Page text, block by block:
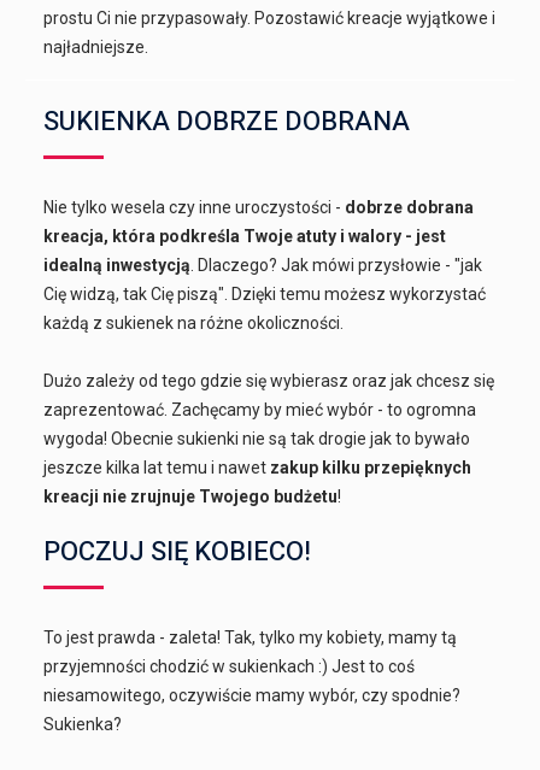
prostu Ci nie przypasowały. Pozostawić kreacje wyjątkowe i
najładniejsze.
SUKIENKA DOBRZE DOBRANA
Nie tylko wesela czy inne uroczystości - dobrze dobrana
kreacja, która podkreśla Twoje atuty i walory - jest
idealną inwestycją . Dlaczego? Jak mówi przysłowie - "jak
Cię widzą, tak Cię piszą". Dzięki temu możesz wykorzystać
każdą z sukienek na różne okoliczności.
Dużo zależy od tego gdzie się wybierasz oraz jak chcesz się
zaprezentować. Zachęcamy by mieć wybór - to ogromna
wygoda! Obecnie sukienki nie są tak drogie jak to bywało
jeszcze kilka lat temu i nawet zakup kilku przepięknych
kreacji nie zrujnuje Twojego budżetu!
POCZUJ SIĘ KOBIECO!
To jest prawda - zaleta! Tak, tylko my kobiety, mamy tą
przyjemności chodzić w sukienkach :) Jest to coś
niesamowitego, oczywiście mamy wybór, czy spodnie?
Sukienka?